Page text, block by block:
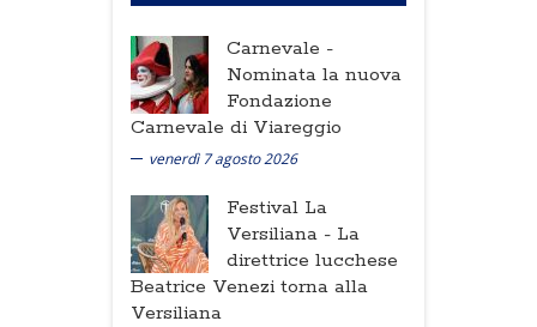
Carnevale -
Nominata la nuova
Fondazione
Carnevale di Viareggio
venerdì 7 agosto 2026
Festival La
Versiliana - La
direttrice lucchese
Beatrice Venezi torna alla
Versiliana